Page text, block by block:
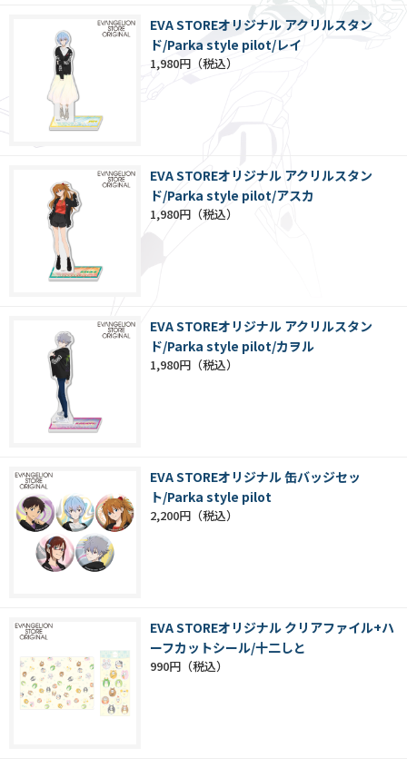
EVA STOREオリジナル アクリルスタン
ド/Parka style pilot/レイ
1,980円
EVA STOREオリジナル アクリルスタン
ド/Parka style pilot/アスカ
1,980円
EVA STOREオリジナル アクリルスタン
ド/Parka style pilot/カヲル
1,980円
EVA STOREオリジナル 缶バッジセッ
ト/Parka style pilot
2,200円
EVA STOREオリジナル クリアファイル+ハ
ーフカットシール/十二しと
990円